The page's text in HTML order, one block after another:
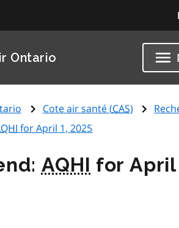
Ontario
Cote air santé (CAS)
for April 1, 2025
AQHI for April